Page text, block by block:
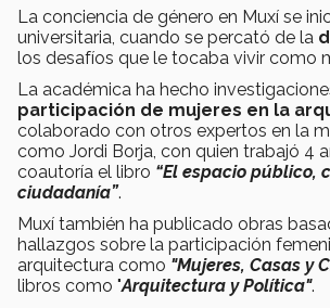
La conciencia de género en Muxí se
universitaria, cuando se percató de la
los desafíos que le tocaba vivir como
La académica ha hecho
participación de mujeres en la
colaborado con otros expertos en la
como Jordi Borja, con quien trabajó 4
coautoría el libro “El espacio público,
ciudadanía”.
Muxí también ha publicado obras
hallazgos sobre la participación
arquitectura como "Mujeres, Casas y
libros como "Arquitectura y Política".